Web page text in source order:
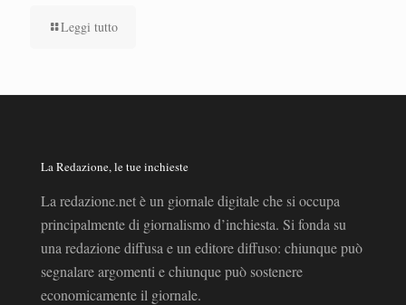
Leggi tutto
La Redazione, le tue inchieste
La redazione.net è un giornale digitale che si occupa
principalmente di giornalismo d’inchiesta. Si fonda su
una redazione diffusa e un editore diffuso: chiunque può
segnalare argomenti e chiunque può sostenere
economicamente il giornale.